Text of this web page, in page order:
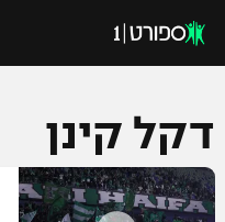
כדורגל ישראלי
דקל קינן